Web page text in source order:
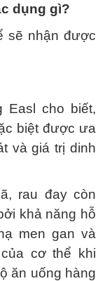
dụng gì?
sẽ nhận được
Easl cho biết,
biệt được ưa
và giá trị dinh
rau đay còn
khả năng hỗ
men gan và
cơ thể khi
ăn uống hàng